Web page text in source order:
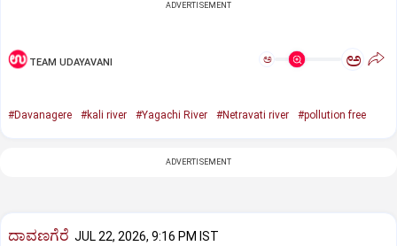
ADVERTISEMENT
TEAM UDAYAVANI ಅ ಅ
#Davanagere #kali river #Yagachi River #Netravati river #pollution free
ADVERTISEMENT
ದಾವಣಗೆರೆ JUL 22, 2026, 9:16 PM IST